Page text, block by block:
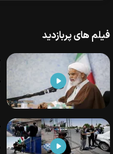
فیلم های پربازدید